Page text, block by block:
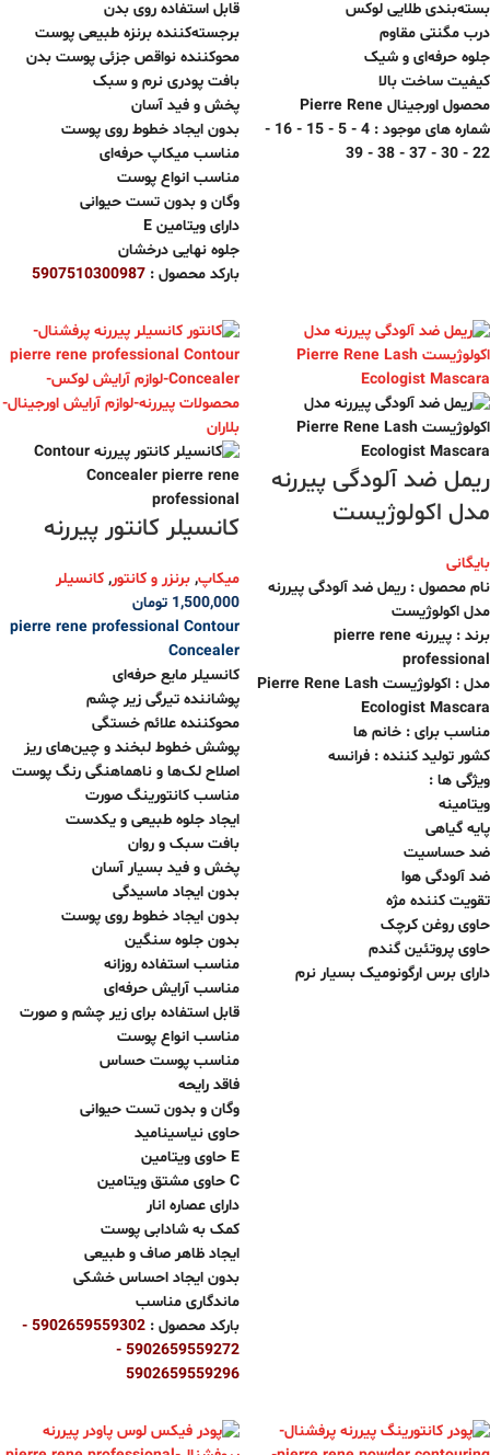
بسته‌بندی طلایی لوکس
درب مگنتی مقاوم
جلوه حرفه‌ای و شیک
کیفیت ساخت بالا
محصول اورجینال Pierre Rene
شماره های موجود : 4 - 5 - 15 - 16 -
22 - 30 - 37 - 38 - 39
قابل استفاده روی بدن
برجسته‌کننده برنزه طبیعی پوست
محوکننده نواقص جزئی پوست بدن
بافت پودری نرم و سبک
پخش و فید آسان
بدون ایجاد خطوط روی پوست
مناسب میکاپ حرفه‌ای
مناسب انواع پوست
وگان و بدون تست حیوانی
دارای ویتامین E
جلوه نهایی درخشان
بارکد محصول : 5907510300987
ریمل ضد آلودگی پیررنه
مدل اکولوژیست
بایگانی
نام محصول : ریمل ضد آلودگی پیررنه
مدل اکولوژیست
برند : پیررنه pierre rene
professional
مدل : اکولوژیست Pierre Rene Lash
Ecologist Mascara
مناسب برای : خانم ها
کشور تولید کننده : فرانسه
ویژگی ها :
ویتامینه
پایه گیاهی
ضد حساسیت
ضد آلودگی هوا
تقویت کننده مژه
حاوی روغن کرچک
حاوی پروتئین گندم
دارای برس ارگونومیک بسیار نرم
کانسیلر کانتور پیررنه
میکاپ, برنزر و کانتور, کانسیلر
1,500,000 تومان
pierre rene professional Contour
Concealer
کانسیلر مایع حرفه‌ای
پوشاننده تیرگی زیر چشم
محوکننده علائم خستگی
پوشش خطوط لبخند و چین‌های ریز
اصلاح لک‌ها و ناهماهنگی رنگ پوست
مناسب کانتورینگ صورت
ایجاد جلوه طبیعی و یکدست
بافت سبک و روان
پخش و فید بسیار آسان
بدون ایجاد ماسیدگی
بدون ایجاد خطوط روی پوست
بدون جلوه سنگین
مناسب استفاده روزانه
مناسب آرایش حرفه‌ای
قابل استفاده برای زیر چشم و صورت
مناسب انواع پوست
مناسب پوست حساس
فاقد رایحه
وگان و بدون تست حیوانی
حاوی نیاسینامید
حاوی ویتامین E
حاوی مشتق ویتامین C
دارای عصاره انار
کمک به شادابی پوست
ایجاد ظاهر صاف و طبیعی
بدون ایجاد احساس خشکی
ماندگاری مناسب
بارکد محصول :
5902659559302 -
5902659559272 -
5902659559296